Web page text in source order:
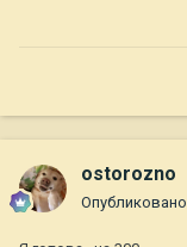
ostorozno
Опубликовано